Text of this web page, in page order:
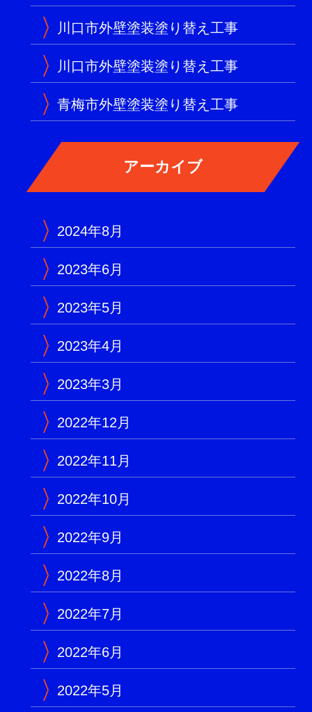
川口市外壁塗装塗り替え工事
川口市外壁塗装塗り替え工事
青梅市外壁塗装塗り替え工事
2024年8月
2023年6月
2023年5月
2023年4月
2023年3月
2022年12月
2022年11月
2022年10月
2022年9月
2022年8月
2022年7月
2022年6月
2022年5月